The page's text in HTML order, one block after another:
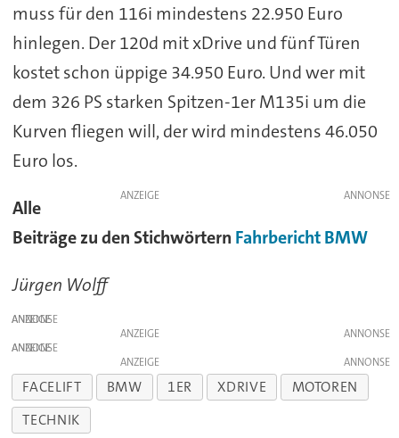
muss für den 116i mindestens 22.950 Euro
hinlegen. Der 120d mit xDrive und fünf Türen
kostet schon üppige 34.950 Euro. Und wer mit
dem 326 PS starken Spitzen-1er M135i um die
Kurven fliegen will, der wird mindestens 46.050
Euro los.
ANZEIGE
Alle
Beiträge zu den Stichwörtern FahrberichtBMW
Jürgen Wolff
ANZEIGE
ANZEIGE
ANZEIGE
ANZEIGE
FACELIFT BMW 1ER XDRIVE
MOTOREN
TECHNIK